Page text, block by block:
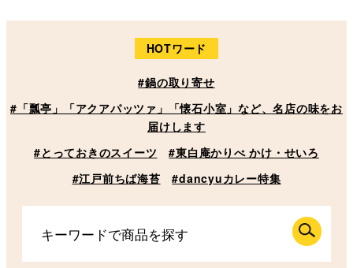
HOTワード
#鍋の取り寄せ
#「瓢亭」「アクアパッツァ」「懐石小室」など、名店の味をお
届けします
#とっておきのスイーツ
#東白庵かりべ かけ・せいろ
#江戸前ちば海苔
#dancyuカレー特集